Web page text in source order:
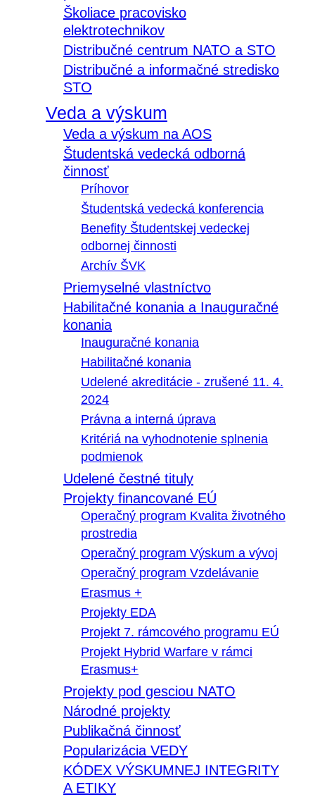
Školiace pracovisko
elektrotechnikov
Distribučné centrum NATO a STO
Distribučné a informačné stredisko
STO
Veda a výskum
Veda a výskum na AOS
Študentská vedecká odborná
činnosť
Príhovor
Študentská vedecká konferencia
Benefity Študentskej vedeckej
odbornej činnosti
Archív ŠVK
Priemyselné vlastníctvo
Habilitačné konania a Inauguračné
konania
Inauguračné konania
Habilitačné konania
Udelené akreditácie - zrušené 11. 4.
2024
Právna a interná úprava
Kritériá na vyhodnotenie splnenia
podmienok
Udelené čestné tituly
Projekty financované EÚ
Operačný program Kvalita životného
prostredia
Operačný program Výskum a vývoj
Operačný program Vzdelávanie
Erasmus +
Projekty EDA
Projekt 7. rámcového programu EÚ
Projekt Hybrid Warfare v rámci
Erasmus+
Projekty pod gesciou NATO
Národné projekty
Publikačná činnosť
Popularizácia VEDY
KÓDEX VÝSKUMNEJ INTEGRITY
A ETIKY